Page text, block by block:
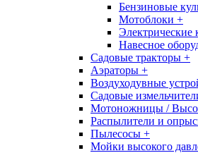
Бензиновые
Мотоблоки +
Электрические
Навесное
Садовые тракторы +
Аэраторы +
Воздуходувные
Садовые
Мотоножницы /
Распылители и
Пылесосы +
Мойки высокого